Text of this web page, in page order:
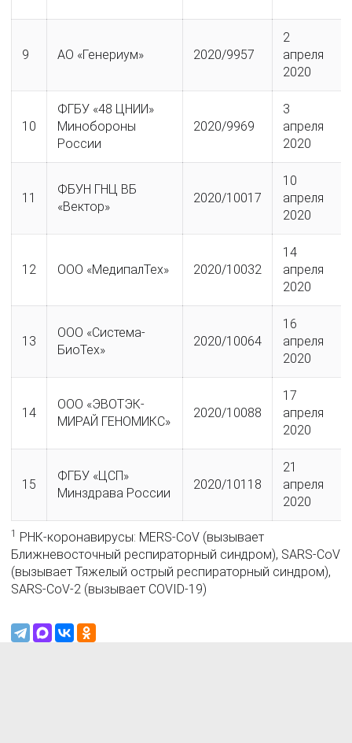
9 АО «Генериум» 2020/9957
2
апреля
2020
10
ФГБУ «48 ЦНИИ»
Минобороны
России
2020/9969
3
апреля
2020
11
ФБУН ГНЦ ВБ
«Вектор»
2020/10017
10
апреля
2020
12 ООО «МедипалТех» 2020/10032
14
апреля
2020
13
ООО «Система-
БиоТех»
2020/10064
16
апреля
2020
14
ООО «ЭВОТЭК-
МИРАЙ ГЕНОМИКС»
2020/10088
17
апреля
2020
15
ФГБУ «ЦСП»
Минздрава России
2020/10118
21
апреля
2020
1 РНК-коронавирусы: MERS-CoV (вызывает
Ближневосточный респираторный синдром), SARS-CoV
(вызывает Тяжелый острый респираторный синдром),
SARS-CoV-2 (вызывает COVID-19)